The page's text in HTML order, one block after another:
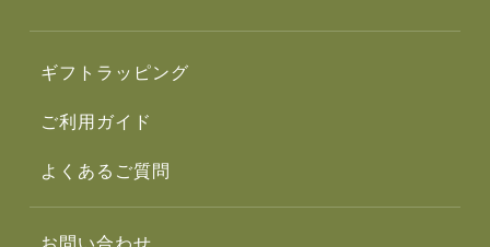
ギフトラッピング
ご利用ガイド
よくあるご質問
お問い合わせ